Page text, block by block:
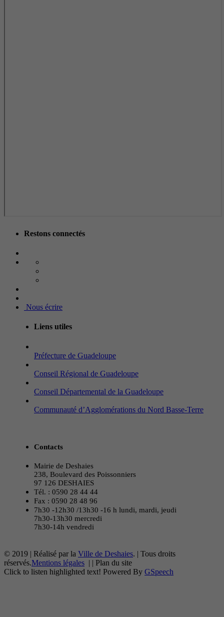
Restons connectés
Nous écrire
Liens utiles
Préfecture de Guadeloupe
Conseil Régional de Guadeloupe
Conseil Départemental de la Guadeloupe
Communauté d’Agglomérations du Nord Basse-Terre
Contacts
Mairie de Deshaies
238, Boulevard des Poissonniers
97 126 DESHAIES
Tél. : 0590 28 44 44
Fax : 0590 28 48 96
7h30 -12h30 /13h30 -16 h lundi, mardi, jeudi
7h30-13h30 mercredi
7h30-14h vendredi
© 2019 | Réalisé par la Ville de Deshaies. | Tous droits
réservés.Mentions légales | | Plan du site
Click to listen highlighted text! Powered By GSpeech